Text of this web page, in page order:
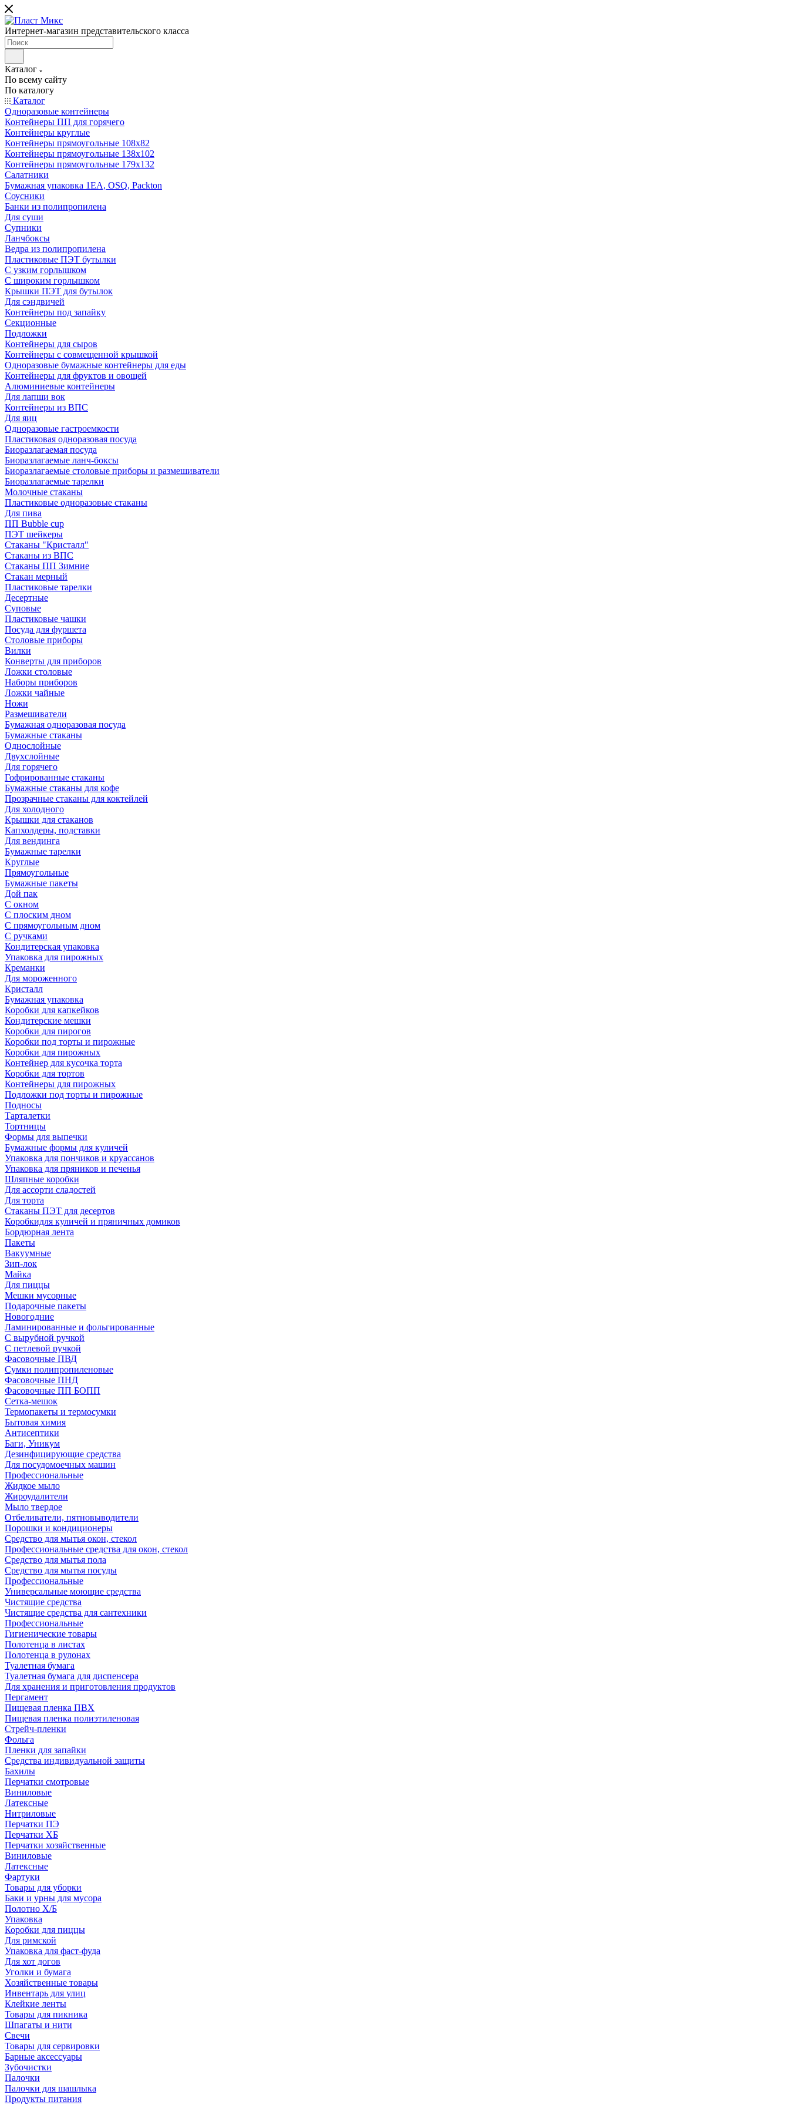
Интернет-магазин представительского класса
Каталог
По всему сайту
По каталогу
Каталог
Одноразовые контейнеры
Контейнеры ПП для горячего
Контейнеры круглые
Контейнеры прямоугольные 108х82
Контейнеры прямоугольные 138х102
Контейнеры прямоугольные 179х132
Салатники
Бумажная упаковка 1ЕА, OSQ, Packton
Соусники
Банки из полипропилена
Для суши
Супники
Ланчбоксы
Ведра из полипропилена
Пластиковые ПЭТ бутылки
С узким горлышком
С широким горлышком
Крышки ПЭТ для бутылок
Для сэндвичей
Контейнеры под запайку
Секционные
Подложки
Контейнеры для сыров
Контейнеры с совмещенной крышкой
Одноразовые бумажные контейнеры для еды
Контейнеры для фруктов и овощей
Алюминиевые контейнеры
Для лапши вок
Контейнеры из ВПС
Для яиц
Одноразовые гастроемкости
Пластиковая одноразовая посуда
Биоразлагаемая посуда
Биоразлагаемые ланч-боксы
Биоразлагаемые столовые приборы и размешиватели
Биоразлагаемые тарелки
Молочные стаканы
Пластиковые одноразовые стаканы
Для пива
ПП Bubble cup
ПЭТ шейкеры
Стаканы "Кристалл"
Стаканы из ВПС
Стаканы ПП Зимние
Стакан мерный
Пластиковые тарелки
Десертные
Суповые
Пластиковые чашки
Посуда для фуршета
Столовые приборы
Вилки
Конверты для приборов
Ложки столовые
Наборы приборов
Ложки чайные
Ножи
Размешиватели
Бумажная одноразовая посуда
Бумажные стаканы
Однослойные
Двухслойные
Для горячего
Гофрированные стаканы
Бумажные стаканы для кофе
Прозрачные стаканы для коктейлей
Для холодного
Крышки для стаканов
Капхолдеры, подставки
Для вендинга
Бумажные тарелки
Круглые
Прямоугольные
Бумажные пакеты
Дой пак
С окном
С плоским дном
С прямоугольным дном
С ручками
Кондитерская упаковка
Упаковка для пирожных
Креманки
Для мороженного
Кристалл
Бумажная упаковка
Коробки для капкейков
Кондитерские мешки
Коробки для пирогов
Коробки под торты и пирожные
Коробки для пирожных
Контейнер для кусочка торта
Коробки для тортов
Контейнеры для пирожных
Подложки под торты и пирожные
Подносы
Тарталетки
Тортницы
Формы для выпечки
Бумажные формы для куличей
Упаковка для пончиков и круассанов
Упаковка для пряников и печенья
Шляпные коробки
Для ассорти сладостей
Для торта
Стаканы ПЭТ для десертов
Коробкидля куличей и пряничных домиков
Бордюрная лента
Пакеты
Вакуумные
Зип-лок
Майка
Для пиццы
Мешки мусорные
Подарочные пакеты
Новогодние
Ламинированные и фольгированные
С вырубной ручкой
С петлевой ручкой
Фасовочные ПВД
Сумки полипропиленовые
Фасовочные ПНД
Фасовочные ПП БОПП
Сетка-мешок
Термопакеты и термосумки
Бытовая химия
Антисептики
Баги, Уникум
Дезинфицирующие средства
Для посудомоечных машин
Профессиональные
Жидкое мыло
Жироудалители
Мыло твердое
Отбеливатели, пятновыводители
Порошки и кондиционеры
Средство для мытья окон, стекол
Профессиональные средства для окон, стекол
Средство для мытья пола
Средство для мытья посуды
Профессиональные
Универсальные моющие средства
Чистящие средства
Чистящие средства для сантехники
Профессиональные
Гигиенические товары
Полотенца в листах
Полотенца в рулонах
Туалетная бумага
Туалетная бумага для диспенсера
Для хранения и приготовления продуктов
Пергамент
Пищевая пленка ПВХ
Пищевая пленка полиэтиленовая
Стрейч-пленки
Фольга
Пленки для запайки
Средства индивидуальной защиты
Бахилы
Перчатки смотровые
Виниловые
Латексные
Нитриловые
Перчатки ПЭ
Перчатки ХБ
Перчатки хозяйственные
Виниловые
Латексные
Фартуки
Товары для уборки
Баки и урны для мусора
Полотно Х/Б
Упаковка
Коробки для пиццы
Для римской
Упаковка для фаст-фуда
Для хот догов
Уголки и бумага
Хозяйственные товары
Инвентарь для улиц
Клейкие ленты
Товары для пикника
Шпагаты и нити
Свечи
Товары для сервировки
Барные аксессуары
Зубочистки
Палочки
Палочки для шашлыка
Продукты питания